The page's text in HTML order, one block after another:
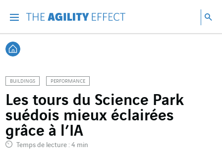
Retour à l'accueil
BUILDINGS PERFORMANCE
Les tours du Science Park
suédois mieux éclairées
grâce à l’IA
Temps de lecture : 4 min